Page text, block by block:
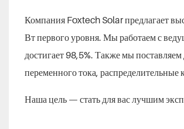
Компания Foxtech Solar предлагает
Вт первого уровня. Мы работаем с
достигает 98,5%. Также мы
переменного тока,
Наша цель — стать для вас лучшим